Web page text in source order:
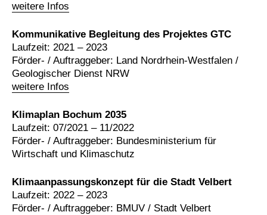
weitere Infos
Kommunikative Begleitung des Projektes GTC
weitere Infos
Laufzeit: 2021 – 2023
Förder- / Auftraggeber: Land Nordrhein-Westfalen /
Geologischer Dienst NRW
Klimaplan Bochum 2035
Laufzeit: 07/2021 – 11/2022
Förder- / Auftraggeber: Bundesministerium für
Wirtschaft und Klimaschutz
Klimaanpassungskonzept für die Stadt Velbert
Laufzeit: 2022 – 2023
Förder- / Auftraggeber: BMUV / Stadt Velbert